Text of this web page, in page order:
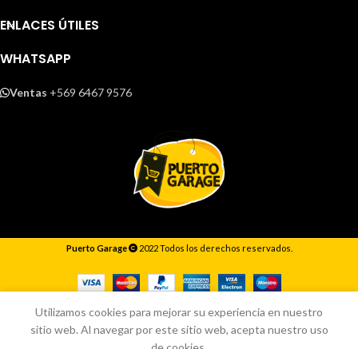
ENLACES ÚTILES
WHATSAPP
Ventas +569 6467 9576
Puerto Garage 2022 Todos los derechos reservados.
Utilizamos cookies para mejorar su experiencia en nuestro
sitio web. Al navegar por este sitio web, acepta nuestro uso